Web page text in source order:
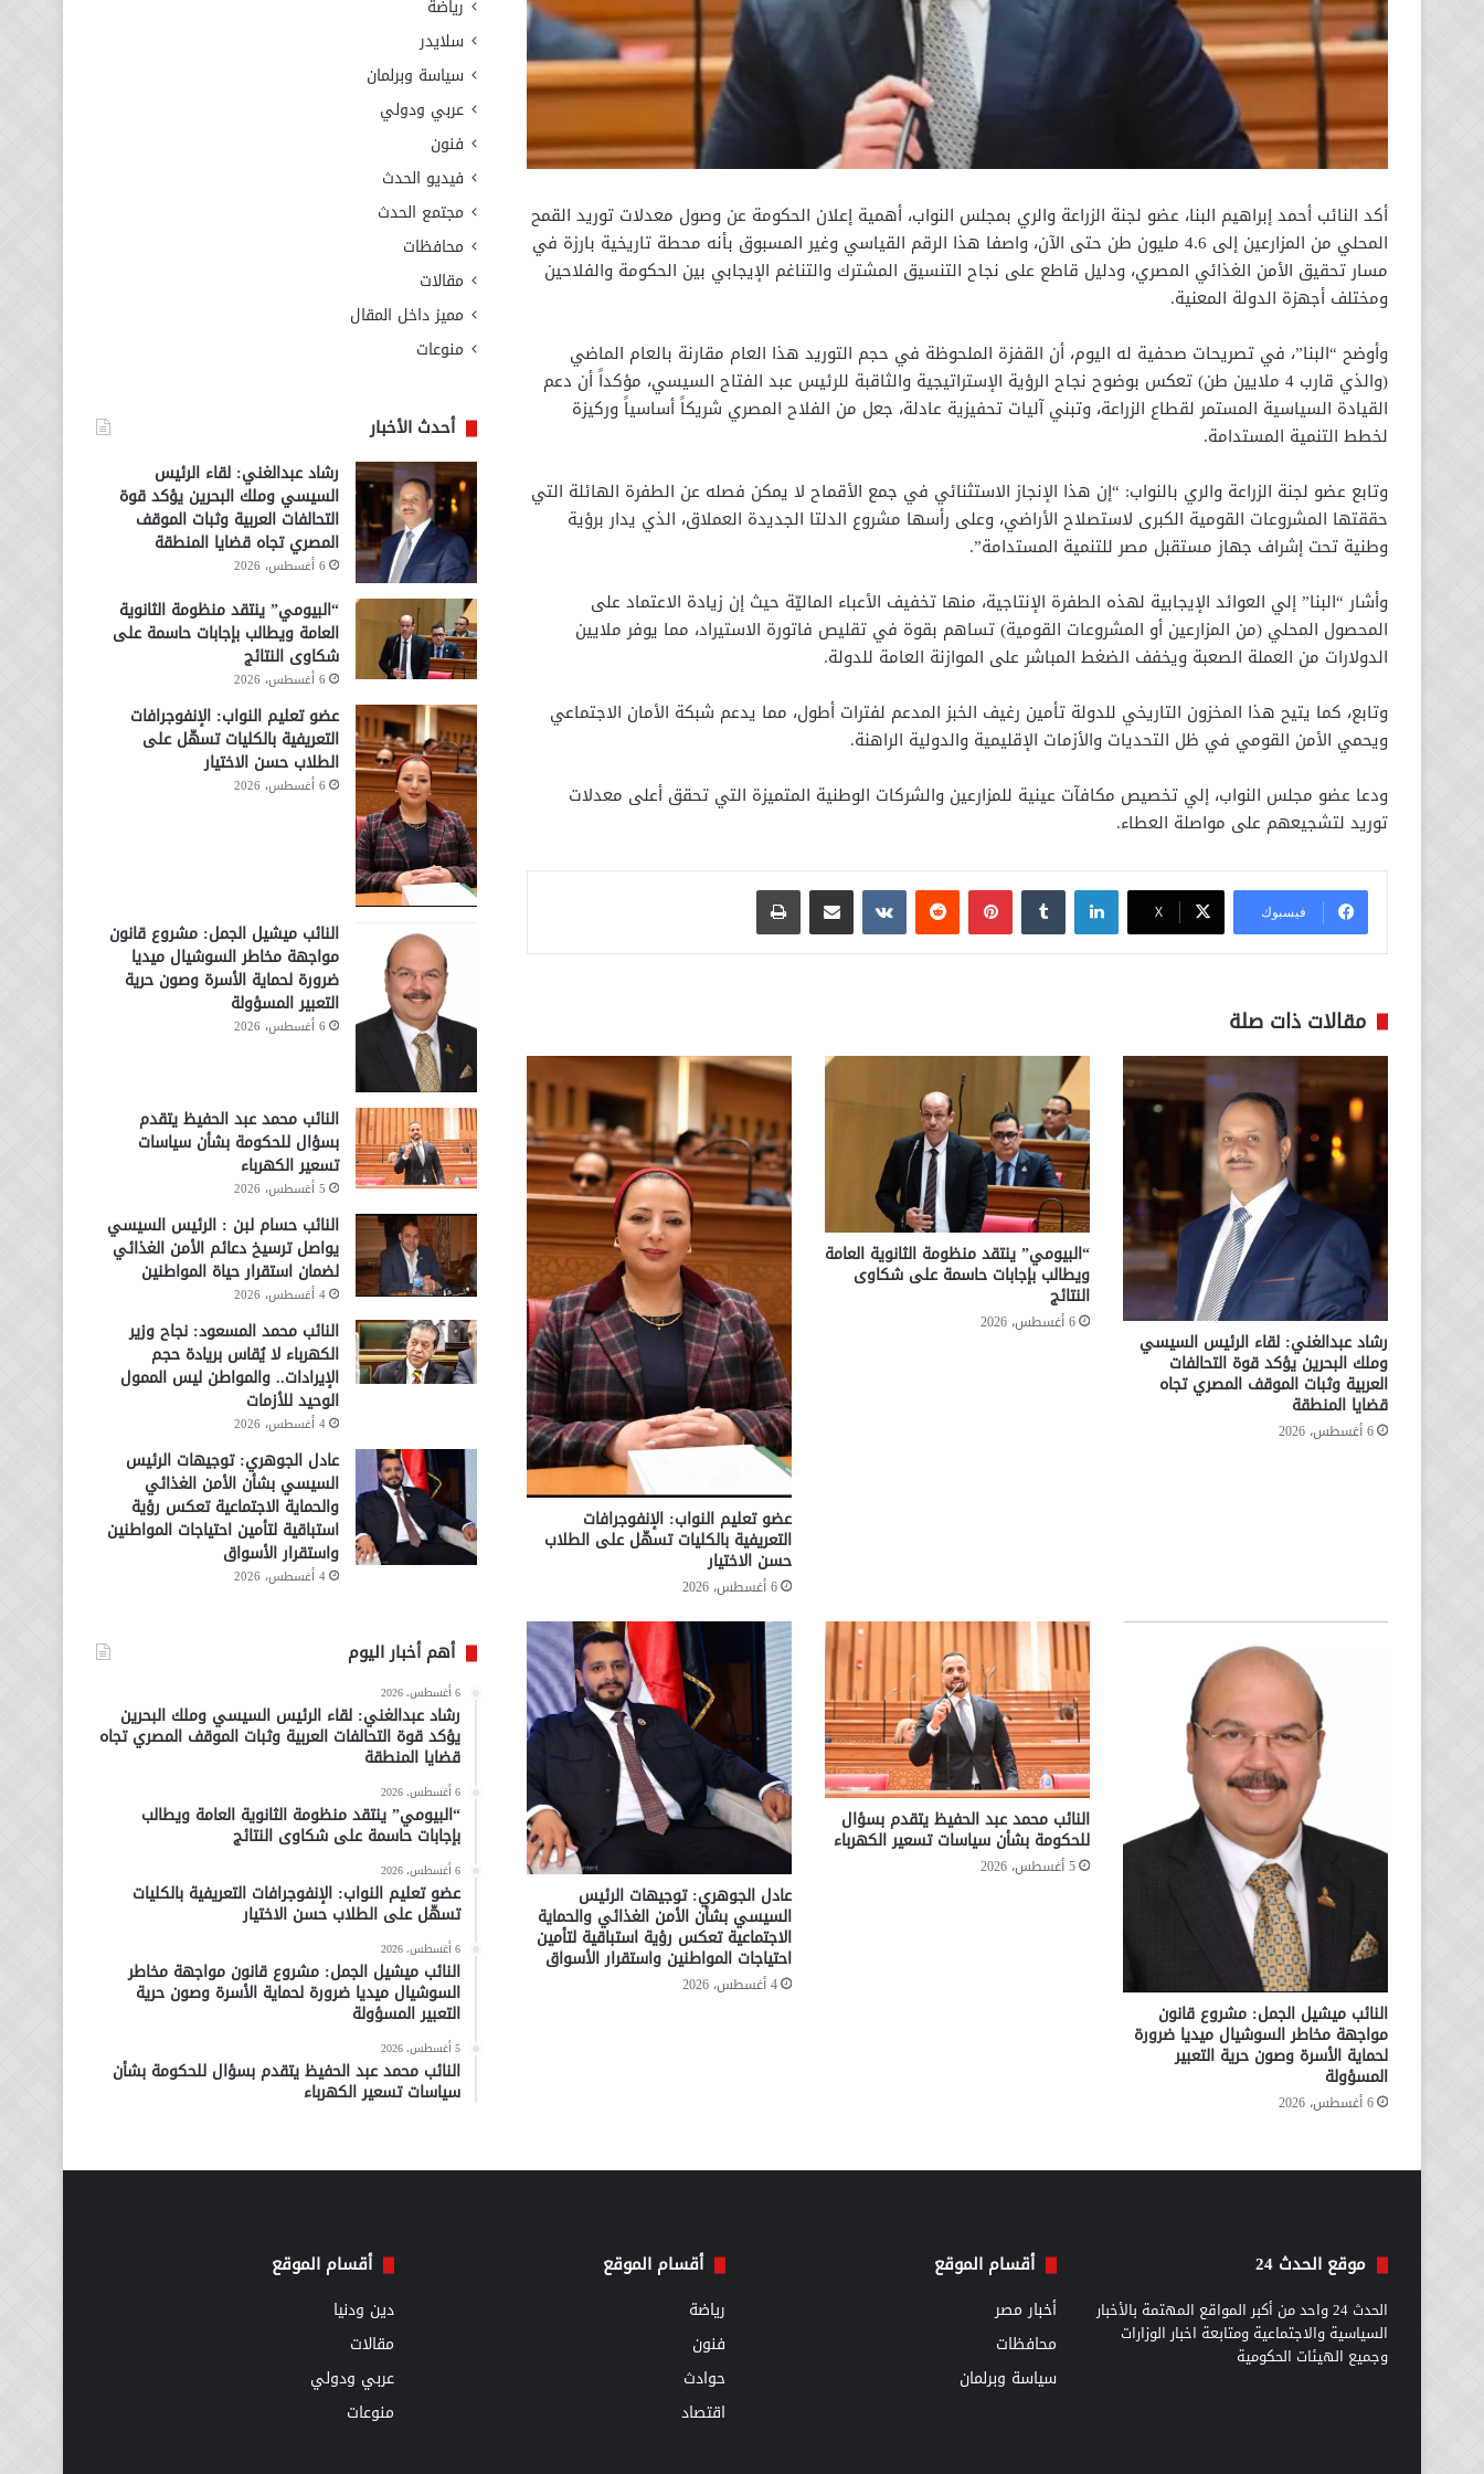
أكد النائب أحمد إبراهيم البنا، عضو لجنة الزراعة والري بمجلس النواب، أهمية إعلان الحكومة عن وصول معدلات توريد القمح
المحلي من المزارعين إلى 4.6 مليون طن حتى الآن، واصفا هذا الرقم القياسي وغير المسبوق بأنه محطة تاريخية بارزة في
مسار تحقيق الأمن الغذائي المصري، ودليل قاطع على نجاح التنسيق المشترك والتناغم الإيجابي بين الحكومة والفلاحين
ومختلف أجهزة الدولة المعنية.
وأوضح “البنا”، في تصريحات صحفية له اليوم، أن القفزة الملحوظة في حجم التوريد هذا العام مقارنة بالعام الماضي
(والذي قارب 4 ملايين طن) تعكس بوضوح نجاح الرؤية الإستراتيجية والثاقبة للرئيس عبد الفتاح السيسي، مؤكداً أن دعم
القيادة السياسية المستمر لقطاع الزراعة، وتبني آليات تحفيزية عادلة، جعل من الفلاح المصري شريكاً أساسياً وركيزة
لخطط التنمية المستدامة.
وتابع عضو لجنة الزراعة والري بالنواب: “إن هذا الإنجاز الاستثنائي في جمع الأقماح لا يمكن فصله عن الطفرة الهائلة التي
حققتها المشروعات القومية الكبرى لاستصلاح الأراضي، وعلى رأسها مشروع الدلتا الجديدة العملاق، الذي يدار برؤية
وطنية تحت إشراف جهاز مستقبل مصر للتنمية المستدامة”.
وأشار “البنا” إلي العوائد الإيجابية لهذه الطفرة الإنتاجية، منها تخفيف الأعباء الماليّة حيث إن زيادة الاعتماد على
المحصول المحلي (من المزارعين أو المشروعات القومية) تساهم بقوة في تقليص فاتورة الاستيراد، مما يوفر ملايين
الدولارات من العملة الصعبة ويخفف الضغط المباشر على الموازنة العامة للدولة.
وتابع، كما يتيح هذا المخزون التاريخي للدولة تأمين رغيف الخبز المدعم لفترات أطول، مما يدعم شبكة الأمان الاجتماعي
ويحمي الأمن القومي في ظل التحديات والأزمات الإقليمية والدولية الراهنة.
ودعا عضو مجلس النواب، إلي تخصيص مكافآت عينية للمزارعين والشركات الوطنية المتميزة التي تحقق أعلى معدلات
توريد لتشجيعهم على مواصلة العطاء.
فيسبوك ‫X
لينكدإن بينتيريست مشاركة عبر البريد طباعة
مقالات ذات صلة
رشاد عبدالغني: لقاء الرئيس السيسي
وملك البحرين يؤكد قوة التحالفات
العربية وثبات الموقف المصري تجاه
قضايا المنطقة
6 أغسطس، 2026
“البيومي” ينتقد منظومة الثانوية العامة
ويطالب بإجابات حاسمة على شكاوى
النتائج
6 أغسطس، 2026
عضو تعليم النواب: الإنفوجرافات
التعريفية بالكليات تسهّل على الطلاب
حسن الاختيار
6 أغسطس، 2026
النائب ميشيل الجمل: مشروع قانون
مواجهة مخاطر السوشيال ميديا ضرورة
لحماية الأسرة وصون حرية التعبير
المسؤولة
6 أغسطس، 2026
النائب محمد عبد الحفيظ يتقدم بسؤال
للحكومة بشأن سياسات تسعير الكهرباء
5 أغسطس، 2026
عادل الجوهري: توجيهات الرئيس
السيسي بشأن الأمن الغذائي والحماية
الاجتماعية تعكس رؤية استباقية لتأمين
احتياجات المواطنين واستقرار الأسواق
4 أغسطس، 2026
رياضة
سلايدر
سياسة وبرلمان
عربي ودولي
فنون
فيديو الحدث
مجتمع الحدث
محافظات
مقالات
مميز داخل المقال
منوعات
أحدث الأخبار
رشاد عبدالغني: لقاء الرئيس
السيسي وملك البحرين يؤكد قوة
التحالفات العربية وثبات الموقف
المصري تجاه قضايا المنطقة
6 أغسطس، 2026
“البيومي” ينتقد منظومة الثانوية
العامة ويطالب بإجابات حاسمة على
شكاوى النتائج
6 أغسطس، 2026
عضو تعليم النواب: الإنفوجرافات
التعريفية بالكليات تسهّل على
الطلاب حسن الاختيار
6 أغسطس، 2026
النائب ميشيل الجمل: مشروع قانون
مواجهة مخاطر السوشيال ميديا
ضرورة لحماية الأسرة وصون حرية
التعبير المسؤولة
6 أغسطس، 2026
النائب محمد عبد الحفيظ يتقدم
بسؤال للحكومة بشأن سياسات
تسعير الكهرباء
5 أغسطس، 2026
النائب حسام لبن : الرئيس السيسي
يواصل ترسيخ دعائم الأمن الغذائي
لضمان استقرار حياة المواطنين
4 أغسطس، 2026
النائب محمد المسعود: نجاح وزير
الكهرباء لا يُقاس بريادة حجم
الإيرادات.. والمواطن ليس الممول
الوحيد للأزمات
4 أغسطس، 2026
عادل الجوهري: توجيهات الرئيس
السيسي بشأن الأمن الغذائي
والحماية الاجتماعية تعكس رؤية
استباقية لتأمين احتياجات المواطنين
واستقرار الأسواق
4 أغسطس، 2026
أهم أخبار اليوم
6 أغسطس، 2026
رشاد عبدالغني: لقاء الرئيس السيسي وملك البحرين
يؤكد قوة التحالفات العربية وثبات الموقف المصري تجاه
قضايا المنطقة
6 أغسطس، 2026
“البيومي” ينتقد منظومة الثانوية العامة ويطالب
بإجابات حاسمة على شكاوى النتائج
6 أغسطس، 2026
عضو تعليم النواب: الإنفوجرافات التعريفية بالكليات
تسهّل على الطلاب حسن الاختيار
6 أغسطس، 2026
النائب ميشيل الجمل: مشروع قانون مواجهة مخاطر
السوشيال ميديا ضرورة لحماية الأسرة وصون حرية
التعبير المسؤولة
5 أغسطس، 2026
النائب محمد عبد الحفيظ يتقدم بسؤال للحكومة بشأن
سياسات تسعير الكهرباء
موقع الحدث 24
الحدث 24 واحد من أكبر المواقع المهتمة بالأخبار
السياسية والاجتماعية ومتابعة اخبار الوزارات
وجميع الهيئات الحكومية
أقسام الموقع
أخبار مصر
محافظات
سياسة وبرلمان
أقسام الموقع
رياضة
فنون
حوادث
اقتصاد
أقسام الموقع
دين ودنيا
مقالات
عربي ودولي
منوعات